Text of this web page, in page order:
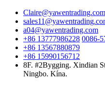
Claire@yawentrading.com
a04@yawentrading.com
+86 13777986228 0086-
+86 13567880879
+86 15990156712
8F. #2Bygging. Xindian
Ningbo. Kína.